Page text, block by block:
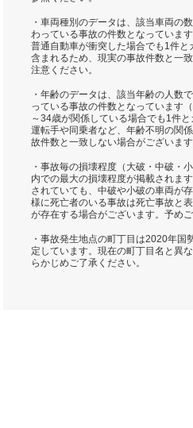
・車両種別のデータは、該当車両の
わっている事故の件数となっていま
普通自動車が衝突した場合でも1件
含まれるため、現実の事故件数と一
注意ください。
・年齢のデータは、該当年齢の人数
っている事故の件数となっています
～34歳が関係している場合でも1件
運転手や同乗者など、年齢不明の関
故件数と一致しない場合がございます
・事故毎の損壊程度（大破・中破・
内での最大の損壊程度が掲載されま
されていても、中破や小破の車両が
様に死亡者のいる事故は死亡事故と
が存在する場合がございます。予めご
・事故発生地点の町丁目は2020年国
定しています。現在の町丁目名と異
らかじめご了承ください。